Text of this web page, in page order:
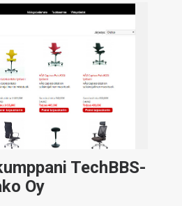
TechBBS-
Oy